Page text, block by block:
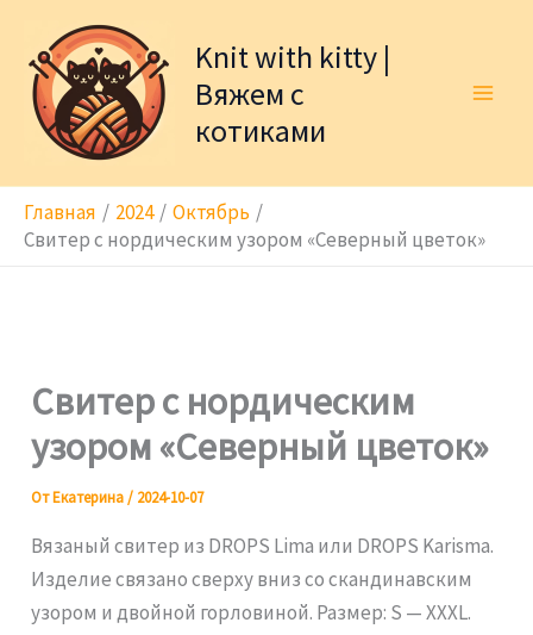
содержимому
Knit with kitty |
Вяжем с
котиками
Главная 2024
Октябрь
Свитер с нордическим узором «Северный цветок»
Свитер с нордическим
узором «Северный цветок»
ОтЕкатерина/ 2024-10-07
Вязаный свитер из DROPS Lima или DROPS Karisma.
Изделие связано сверху вниз со скандинавским
узором и двойной горловиной. Размер: S — XXXL.